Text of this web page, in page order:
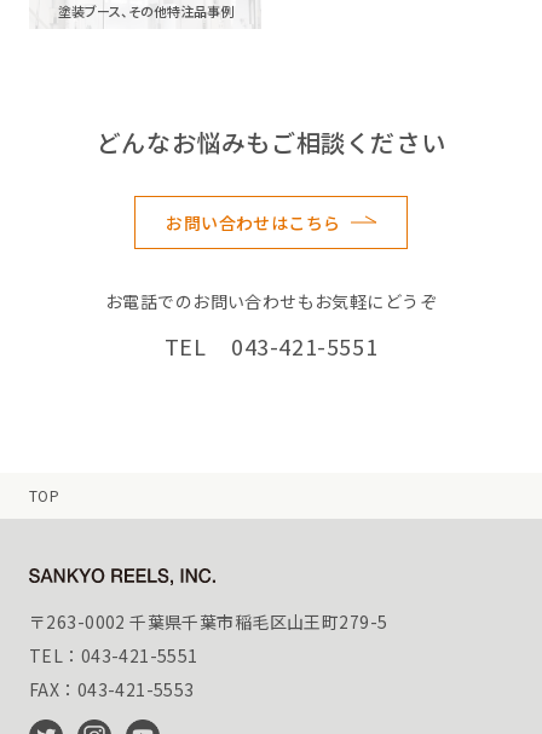
塗装ブース、その他特注品事例
どんなお悩みもご相談ください
お問い合わせはこちら
お電話でのお問い合わせもお気軽にどうぞ
TEL 043-421-5551
TOP
〒263-0002 千葉県千葉市稲毛区山王町279-5
TEL：043-421-5551
FAX：043-421-5553